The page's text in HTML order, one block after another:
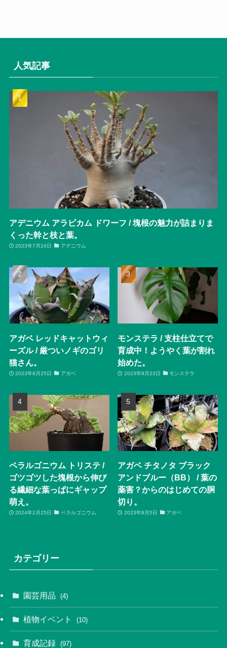
人気記事
アデニウム アラビカム ドワーフ / 塊根の魅力が詰まりま
くった幹と枝と葉。
2023年7月24日 アデニウム
アガベ レッドキャットウィ
ーズル / 厳ついノギのゴリ
猫さん。
2023年8月25日 アガベ
モンステラ / 支柱仕立てで
育成中！ようやく葉が割れ
始めた。
2023年9月23日 モンステラ
ペラルゴニウム トリステ /
ゴツゴツした塊根から伸び
る繊細な葉っぱにギャップ
萌え。
2024年2月25日 ペラルゴニウム
アガベ チタノタ ブラック
アンドブルー（BB） / 葉の
薬害？からのはじめての胴
切り。
2023年8月5日 アガベ
カテゴリー
園芸用品 (4)
植物イベント (10)
育成記録 (97)